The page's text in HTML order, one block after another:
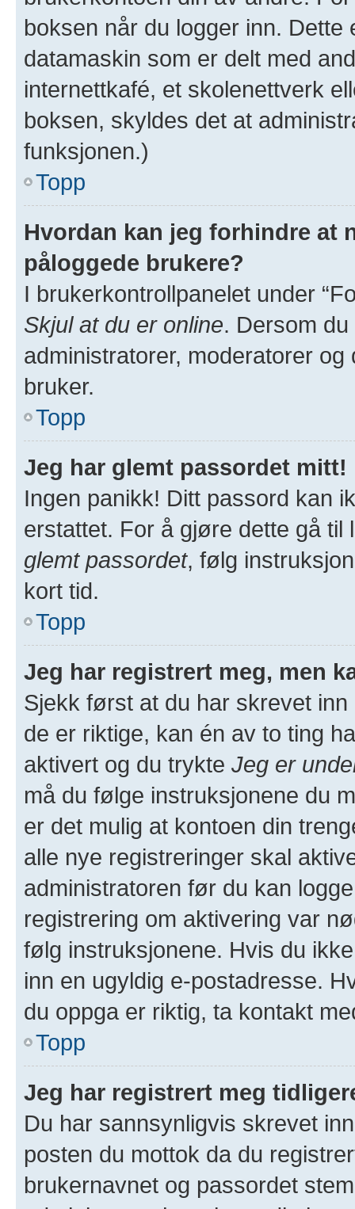
boksen når du logger inn.
datamaskin som er delt med
internettkafé, et skolenettverk
boksen, skyldes det at
funksjonen.)
Topp
Hvordan kan jeg forhindre at
påloggede brukere?
I brukerkontrollpanelet under
Skjul at du er online. Dersom
administratorer, moderatorer
bruker.
Topp
Jeg har glemt passordet mitt!
Ingen panikk! Ditt passord kan
erstattet. For å gjøre dette gå
glemt passordet, følg
kort tid.
Topp
Jeg har registrert meg, men
Sjekk først at du har skrevet
de er riktige, kan én av to ting
aktivert og du trykte Jeg er
må du følge instruksjonene du
er det mulig at kontoen din
alle nye registreringer skal
administratoren før du kan
registrering om aktivering var
følg instruksjonene. Hvis du
inn en ugyldig e-postadresse.
du oppga er riktig, ta kontakt
Topp
Jeg har registrert meg
Du har sannsynligvis skrevet
posten du mottok da du
brukernavnet og passordet